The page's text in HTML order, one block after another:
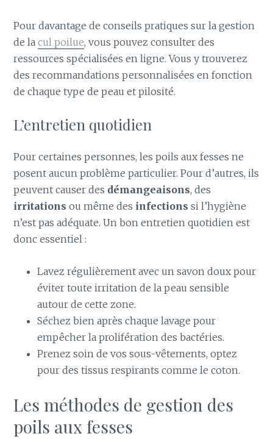
Pour davantage de conseils pratiques sur la gestion
de lacul poilue, vous pouvez consulter des
ressources spécialisées en ligne. Vous y trouverez
des recommandations personnalisées en fonction
de chaque type de peau et pilosité.
L’entretien quotidien
Pour certaines personnes, les poils aux fesses ne
posent aucun problème particulier. Pour d’autres, ils
peuvent causer des démangeaisons, des
irritations ou même des infections si l’hygiène
n’est pas adéquate. Un bon entretien quotidien est
donc essentiel :
Lavez régulièrement avec un savon doux pour
éviter toute irritation de la peau sensible
autour de cette zone.
Séchez bien après chaque lavage pour
empêcher la prolifération des bactéries.
Prenez soin de vos sous-vêtements, optez
pour des tissus respirants comme le coton.
Les méthodes de gestion des
poils aux fesses